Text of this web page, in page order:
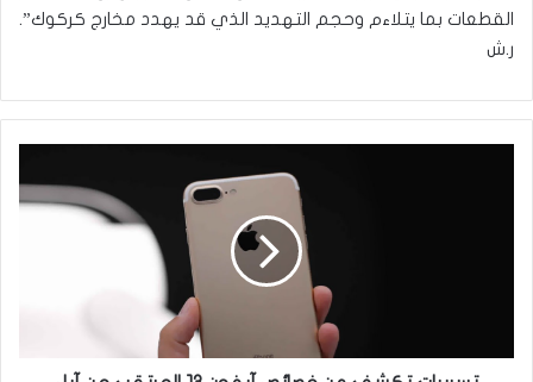
القطعات بما يتلاءم وحجم التهديد الذي قد يهدد مخارج كركوك”.
ر.ش
آبل